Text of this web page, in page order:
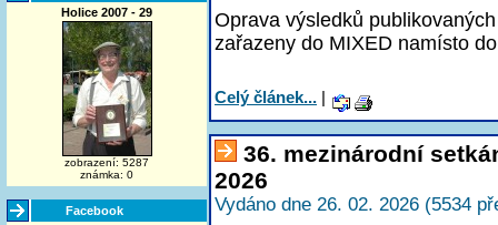
Holice 2007 - 29
zobrazení: 5287
známka: 0
Facebook
Oprava výsledků
zařazeny do MIXED namísto
Celý článek... |
36. mezinárodní
2026
Vydáno dne 26. 02. 2026 (5534